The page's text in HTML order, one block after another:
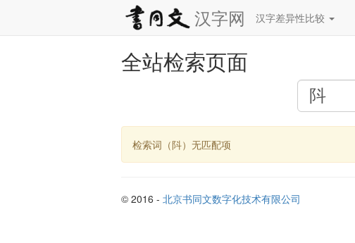
汉字网 汉字差异性比较
全站检索页面
检索词（阧）无匹配项
© 2016 - 北京书同文数字化技术有限公司